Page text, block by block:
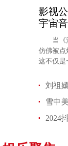
影视
宇宙
当《流
仿佛被点
这不仅是
雪中